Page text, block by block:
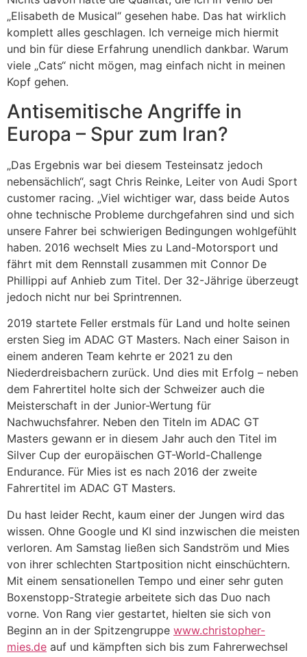
„Elisabeth de Musical“ gesehen habe. Das hat wirklich
komplett alles geschlagen. Ich verneige mich hiermit
und bin für diese Erfahrung unendlich dankbar. Warum
viele „Cats“ nicht mögen, mag einfach nicht in meinen
Kopf gehen.
Antisemitische Angriffe in
Europa – Spur zum Iran?
„Das Ergebnis war bei diesem Testeinsatz jedoch
nebensächlich“, sagt Chris Reinke, Leiter von Audi Sport
customer racing. „Viel wichtiger war, dass beide Autos
ohne technische Probleme durchgefahren sind und sich
unsere Fahrer bei schwierigen Bedingungen wohlgefühlt
haben. 2016 wechselt Mies zu Land-Motorsport und
fährt mit dem Rennstall zusammen mit Connor De
Phillippi auf Anhieb zum Titel. Der 32-Jährige überzeugt
jedoch nicht nur bei Sprintrennen.
2019 startete Feller erstmals für Land und holte seinen
ersten Sieg im ADAC GT Masters. Nach einer Saison in
einem anderen Team kehrte er 2021 zu den
Niederdreisbachern zurück. Und dies mit Erfolg – neben
dem Fahrertitel holte sich der Schweizer auch die
Meisterschaft in der Junior-Wertung für
Nachwuchsfahrer. Neben den Titeln im ADAC GT
Masters gewann er in diesem Jahr auch den Titel im
Silver Cup der europäischen GT-World-Challenge
Endurance. Für Mies ist es nach 2016 der zweite
Fahrertitel im ADAC GT Masters.
Du hast leider Recht, kaum einer der Jungen wird das
wissen. Ohne Google und KI sind inzwischen die meisten
verloren. Am Samstag ließen sich Sandström und Mies
von ihrer schlechten Startposition nicht einschüchtern.
Mit einem sensationellen Tempo und einer sehr guten
Boxenstopp-Strategie arbeitete sich das Duo nach
vorne. Von Rang vier gestartet, hielten sie sich von
Beginn an in der Spitzengruppe www.christopher-
mies.de auf und kämpften sich bis zum Fahrerwechsel